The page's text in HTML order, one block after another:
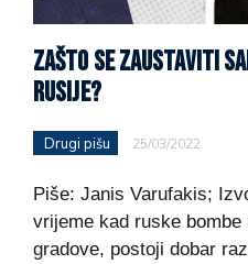
ZAŠTO SE ZAUSTAVITI
RUSIJE?
Drugi pišu 25/03/2022
Piše: Janis Varufakis;
vrijeme kad ruske
gradove, postoji dobar